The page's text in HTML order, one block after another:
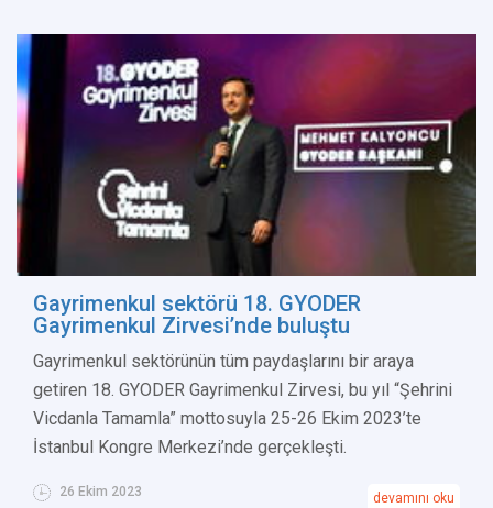
Gayrimenkul sektörü 18. GYODER
Gayrimenkul Zirvesi’nde buluştu
Gayrimenkul sektörünün tüm paydaşlarını bir araya
getiren 18. GYODER Gayrimenkul Zirvesi, bu yıl “Şehrini
Vicdanla Tamamla” mottosuyla 25-26 Ekim 2023’te
İstanbul Kongre Merkezi’nde gerçekleşti.
26 Ekim 2023 devamını oku